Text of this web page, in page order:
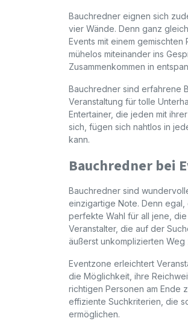
Bauchredner eignen sich
vier Wände. Denn ganz
Events mit einem
mühelos miteinander ins
Zusammenkommen in
Bauchredner sind erfahrene
Veranstaltung für tolle
Entertainer, die jeden mit
sich, fügen sich nahtlos in
kann.
Bauchredner bei
Bauchredner sind
einzigartige Note. Denn
perfekte Wahl für all jene,
Veranstalter, die auf der
äußerst unkomplizierten Weg
Eventzone erleichtert
die Möglichkeit, ihre
richtigen Personen am Ende
effiziente Suchkriterien, die
ermöglichen.